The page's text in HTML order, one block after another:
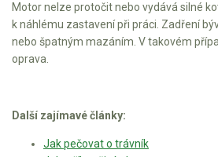
Motor nelze protočit nebo vydává silné
k náhlému zastavení při práci. Zadření
nebo špatným mazáním. V takovém
oprava.
Další zajímavé články:
Jak pečovat o trávník